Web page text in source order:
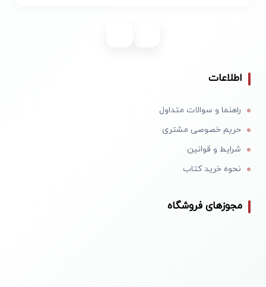
اطلاعات
راهنما و سوالات متداول
حریم خصوصی مشتری
شرایط و قوانین
نحوه خرید کتاب
مجوزهای فروشگاه